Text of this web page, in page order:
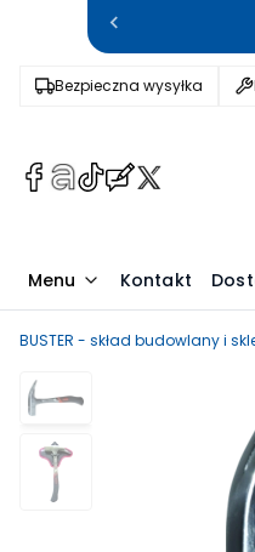
Bezpieczna wysyłka
(Otwiera
karcie)
(Otwiera
karcie)
(Otwiera
karcie)
(Otwiera
karcie)karcie)
Menu Kontakt
BUSTER - skład budowlany i